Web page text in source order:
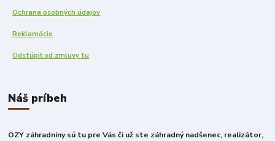
Ochrana osobných údajov
Reklamácie
Odstúpiť od zmluvy tu
Náš príbeh
OZY záhradniny sú tu pre Vás či už ste záhradný nadšenec, realizátor,